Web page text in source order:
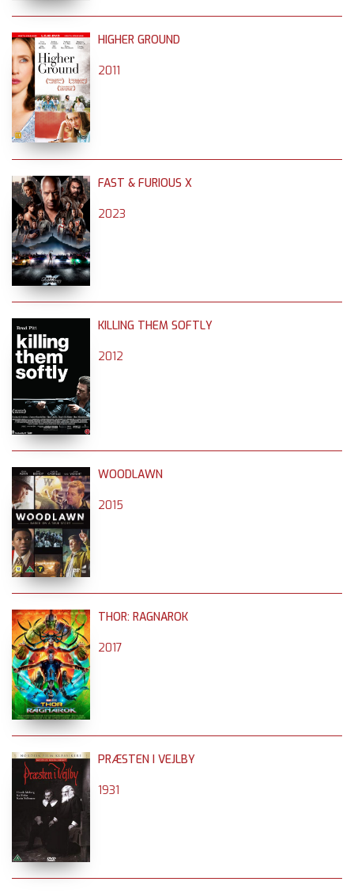
HIGHER GROUND
2011
FAST & FURIOUS X
2023
KILLING THEM SOFTLY
2012
WOODLAWN
2015
THOR: RAGNAROK
2017
PRÆSTEN I VEJLBY
1931